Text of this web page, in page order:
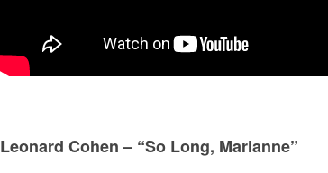
Leonard Cohen – “So Long, Marianne”